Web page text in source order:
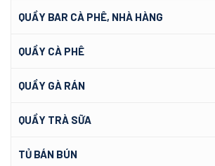
QUẦY BAR CÀ PHÊ, NHÀ HÀNG
QUẦY CÀ PHÊ
QUẦY GÀ RÁN
QUẦY TRÀ SỮA
TỦ BÁN BÚN